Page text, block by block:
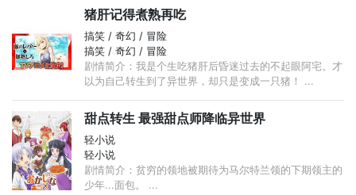
猪肝记得煮熟再吃
搞笑 / 奇幻 / 冒险
搞笑 / 奇幻 / 冒险
剧情简介：我是个生吃猪肝后昏迷过去的不起眼阿宅。才
以为自己转生到了异世界，却只是变成一只猪！ ...
甜点转生 最强甜点师降临异世界
轻小说
轻小说
剧情简介：贫穷的领地被期待为马尔特兰领的下期领主的
少年...面包。 ...